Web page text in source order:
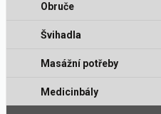
Obruče
Švihadla
Masážní potřeby
Medicinbály